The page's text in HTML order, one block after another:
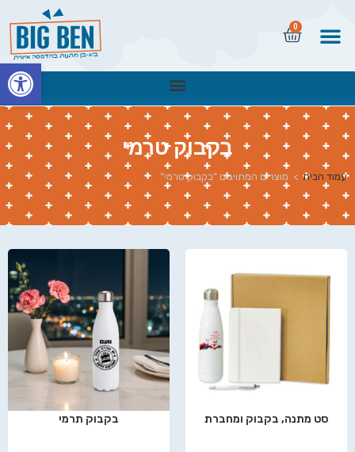
0
בקבוק טרמי
עמוד הבית > מוצרים המתויגים “בקבוק טרמי”
סט מתנה, בקבוק ומחברת בקבוק תרמי